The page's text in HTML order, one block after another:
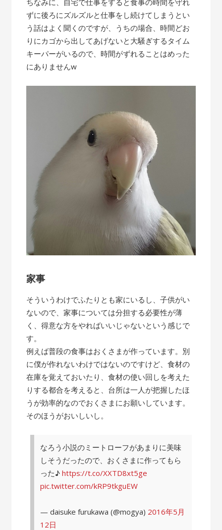
ちなみに、自宅で仕事をすると食事の時間を守れ
ずに後ろにズルズルと仕事をし続けてしまうとい
う話はよく聞くのですが、うちの場合、時間どお
りにカゴから出してあげないと大騒ぎするタイム
キーパーがいるので、時間がずれることはめった
にありませんw
家事
そういうわけでふたりとも家にいるし、子供がい
ないので、家事については分担する必要性が薄
く、得意な方をやればいいじゃないという感じで
す。
例えば普段の食事はおくさまが作っています。別
に僕が作れないわけではないのですけど、食材の
在庫を覚えておいたり、食材の使い回しを考えた
りする都合を考えると、台所は一人が把握したほ
うが効率的なのでおくさまにお願いしています。
そのほうがおいしいし。
なろう小説のミートローフがあまりに美味
しそうだったので、おくさまに作ってもら
った♪https://t.co/XXTD8xt5ge
pic.twitter.com/kRP9tkguEW
— daisuke furukawa (@mogya) 2016年5月
12日